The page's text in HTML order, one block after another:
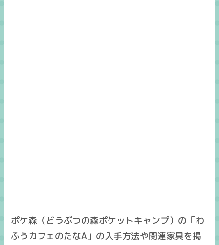
ポケ森（どうぶつの森ポケットキャンプ）の「わ
ふうカフェのたなA」の入手方法や関連家具を掲